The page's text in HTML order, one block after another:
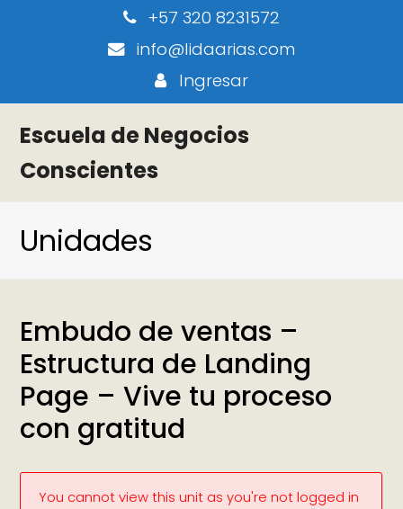
+57 320 8231572
info@lidaarias.com
Ingresar
Escuela de Negocios
Conscientes
Unidades
Embudo de ventas –
Estructura de Landing
Page – Vive tu proceso
con gratitud
You cannot view this unit as you're not logged in